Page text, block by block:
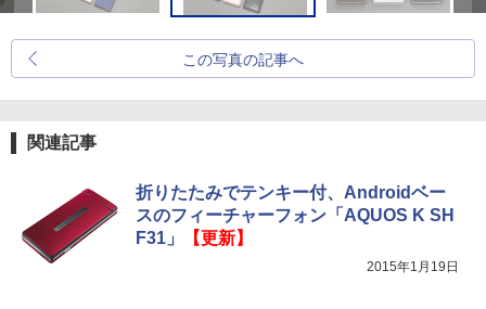
この写真の記事へ
関連記事
折りたたみでテンキー付、Androidベー
スのフィーチャーフォン「AQUOS K SH
F31」
【更新】
2015年1月19日